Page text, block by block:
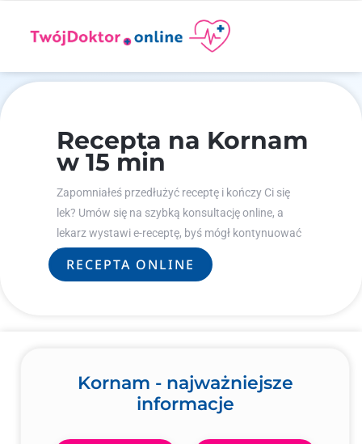
Recepta na Kornam
w 15 min
Zapomniałeś przedłużyć receptę i kończy Ci się
lek? Umów się na szybką konsultację online, a
lekarz wystawi e-receptę, byś mógł kontynuować
leczenie.
RECEPTA ONLINE
Kornam - najważniejsze
informacje